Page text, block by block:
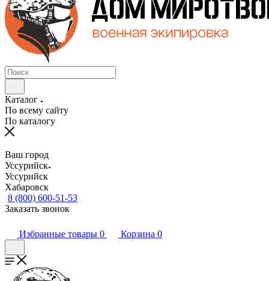
Каталог
По всему сайту
По каталогу
Ваш город
Уссурийск
Уссурийск
Хабаровск
8 (800) 600-51-53
Заказать звонок
Избранные товары 0 Корзина 0